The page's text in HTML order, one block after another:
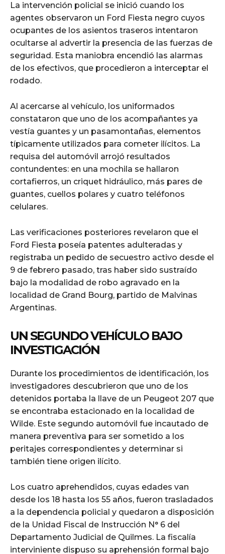
La intervención policial se inició cuando los
agentes observaron un Ford Fiesta negro cuyos
ocupantes de los asientos traseros intentaron
ocultarse al advertir la presencia de las fuerzas de
seguridad. Esta maniobra encendió las alarmas
de los efectivos, que procedieron a interceptar el
rodado.
Al acercarse al vehículo, los uniformados
constataron que uno de los acompañantes ya
vestía guantes y un pasamontañas, elementos
típicamente utilizados para cometer ilícitos. La
requisa del automóvil arrojó resultados
contundentes: en una mochila se hallaron
cortafierros, un criquet hidráulico, más pares de
guantes, cuellos polares y cuatro teléfonos
celulares.
Las verificaciones posteriores revelaron que el
Ford Fiesta poseía patentes adulteradas y
registraba un pedido de secuestro activo desde el
9 de febrero pasado, tras haber sido sustraído
bajo la modalidad de robo agravado en la
localidad de Grand Bourg, partido de Malvinas
Argentinas.
UN SEGUNDO VEHÍCULO BAJO
INVESTIGACIÓN
Durante los procedimientos de identificación, los
investigadores descubrieron que uno de los
detenidos portaba la llave de un Peugeot 207 que
se encontraba estacionado en la localidad de
Wilde. Este segundo automóvil fue incautado de
manera preventiva para ser sometido a los
peritajes correspondientes y determinar si
también tiene origen ilícito.
Los cuatro aprehendidos, cuyas edades van
desde los 18 hasta los 55 años, fueron trasladados
a la dependencia policial y quedaron a disposición
de la Unidad Fiscal de Instrucción N° 6 del
Departamento Judicial de Quilmes. La fiscalía
interviniente dispuso su aprehensión formal bajo